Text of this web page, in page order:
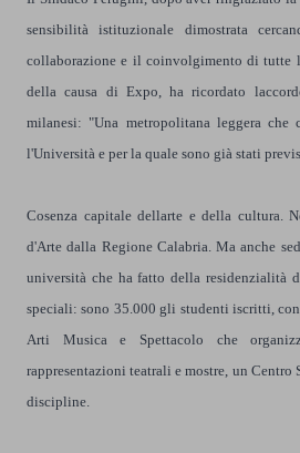
sensibilità istituzionale dimostrata
collaborazione e il coinvolgimento di tutte
della causa di Expo, ha ricordato
milanesi: "Una metropolitana leggera
l'Università e per la quale sono già stati
Cosenza capitale dellarte e della cultura.
d'Arte dalla Regione Calabria. Ma anche
università che ha fatto della residenzialità
speciali: sono 35.000 gli studenti iscritti,
Arti Musica e Spettacolo che
rappresentazioni teatrali e mostre, un
discipline.